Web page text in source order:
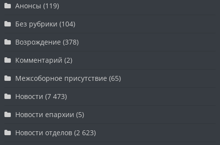
Анонсы (119)
Без рубрики (104)
Возрождение (378)
Комментарий (2)
Межсоборное присутствие (65)
Новости (7 473)
Новости епархии (5)
Новости отделов (2 623)